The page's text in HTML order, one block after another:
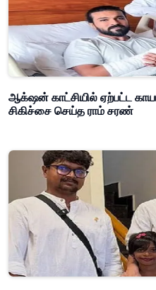
ஆக்‌ஷன் காட்சியில் ஏற்பட்ட
சிகிச்சை செய்த ராம் சரண்